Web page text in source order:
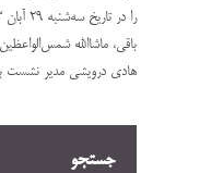
باقی، ماشاالله
هادی درویشی مدیر نشست
جستجو